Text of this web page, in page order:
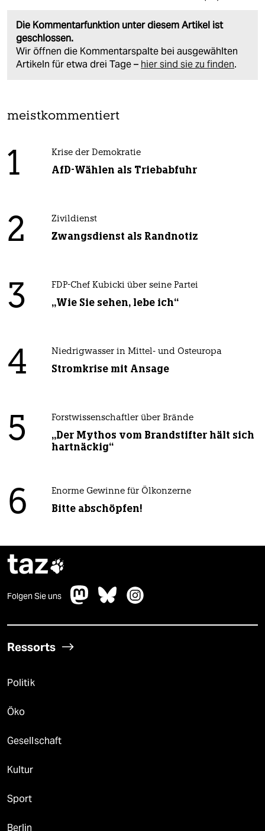
Die Kommentarfunktion unter diesem Artikel ist
geschlossen.
Wir öffnen die Kommentarspalte bei ausgewählten
Artikeln für etwa drei Tage – hier sind sie zu finden.
meistkommentiert
1 Krise der Demokratie
AfD-Wählen als Triebabfuhr
2 Zivildienst
Zwangsdienst als Randnotiz
3 FDP-Chef Kubicki über seine Partei
„Wie Sie sehen, lebe ich“
4 Niedrigwasser in Mittel- und Osteuropa
Stromkrise mit Ansage
5 Forstwissenschaftler über Brände
„Der Mythos vom Brandstifter hält sich
hartnäckig“
6 Enorme Gewinne für Ölkonzerne
Bitte abschöpfen!
taz
Folgen Sie uns
Ressorts
Politik
Öko
Gesellschaft
Kultur
Sport
Berlin